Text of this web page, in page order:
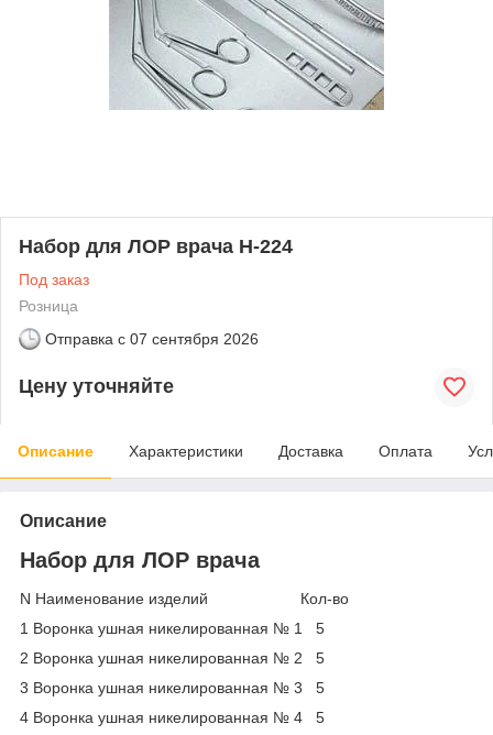
Набор для ЛОР врача Н-224
Под заказ
Розница
Отправка с 07 сентября 2026
Цену уточняйте
Описание Характеристики Доставка Оплата
Описание
Набор для ЛОР врача
N Наименование изделий Кол-во
1 Воронка ушная никелированная № 1 5
2 Воронка ушная никелированная № 2 5
3 Воронка ушная никелированная № 3 5
4 Воронка ушная никелированная № 4 5